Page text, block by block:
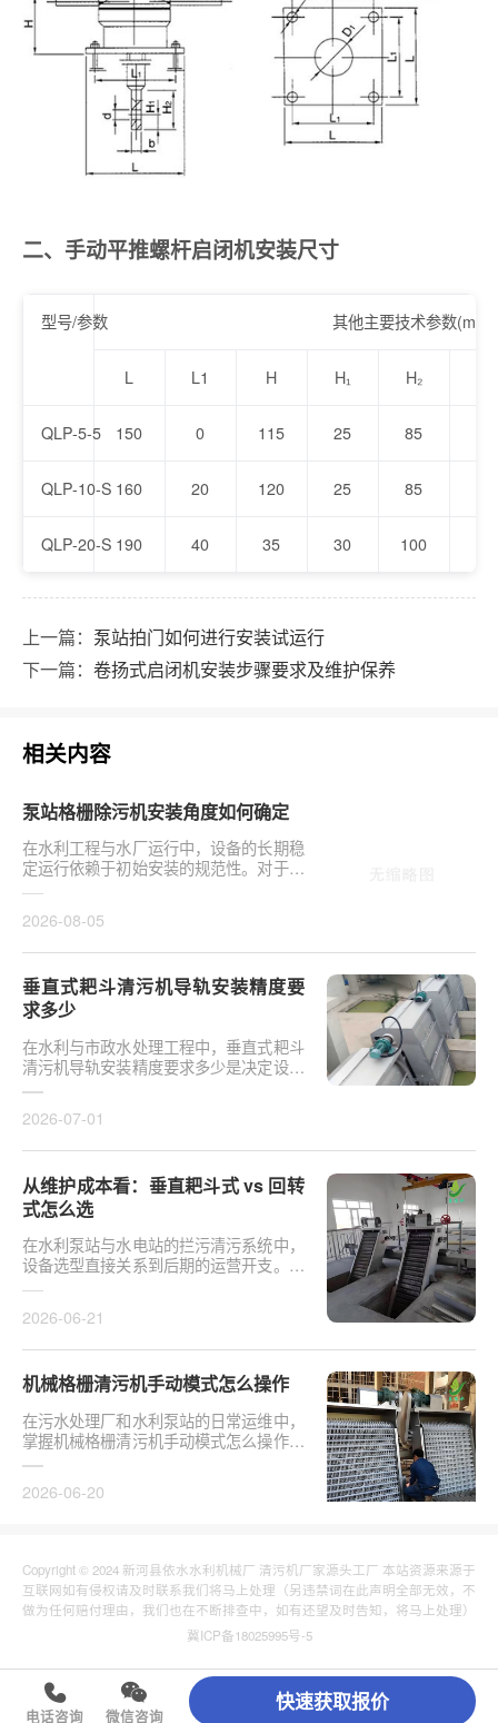
二、手动平推螺杆启闭机安装尺寸
型号/参数 其他主要技术参数(mm)
L L1 H H₁ H₂
QLP-5-5 150 0 115 25 85
QLP-10-S 160 20 120 25 85
QLP-20-S 190 40 35 30 100
上一篇： 泵站拍门如何进行安装试运行
下一篇： 卷扬式启闭机安装步骤要求及维护保养
相关内容
泵站格栅除污机安装角度如何确定
在水利工程与水厂运行中，设备的长期稳
定运行依赖于初始安装的规范性。对于泵
站核心拦污设备而言，其倾斜度直接影响
2026-08-05
垂直式耙斗清污机导轨安装精度要
求多少
在水利与市政水处理工程中，垂直式耙斗
清污机导轨安装精度要求多少是决定设备
运行平稳性的核心**。导轨作为耙斗上下
2026-07-01
从维护成本看：垂直耙斗式 vs 回转
式怎么选
在水利泵站与水电站的拦污清污系统中，
设备选型直接关系到后期的运营开支。探
讨从维护成本看：垂直耙斗式 vs 回转式
2026-06-21
机械格栅清污机手动模式怎么操作
在污水处理厂和水利泵站的日常运维中，
掌握机械格栅清污机手动模式怎么操作是
保障设备稳定运行的基础环节。以某市政
2026-06-20
Copyright © 2024 新河县依水水利机械厂 清污机厂家源头工厂 本站资源来源于
互联网如有侵权请及时联系我们将马上处理（另违禁词在此声明全部无效，不
做为任何赔付理由，我们也在不断排查中，如有还望及时告知，将马上处理）
冀ICP备18025995号-5
电话咨询 微信咨询
快速获取报价